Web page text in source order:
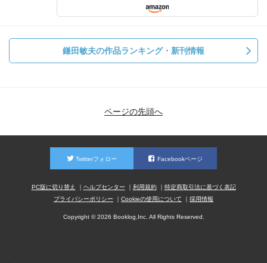
鎌田敏夫の作品ランキング・新刊情報
ページの先頭へ
Twitterフォロー Facebookページ
PC版に切り替え ヘルプセンター 利用規約
特定商取引法に基づく表記
プライバシーポリシー
Cookieの使用について 採用情報
Copyright © 2026 Booklog,Inc. All Rights Reserved.